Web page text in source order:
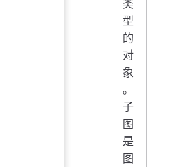
类
型
的
对
象
。
子
图
是
图